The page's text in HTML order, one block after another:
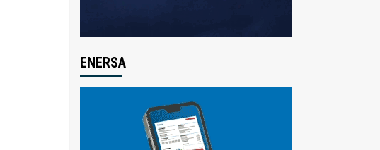
ENERSA